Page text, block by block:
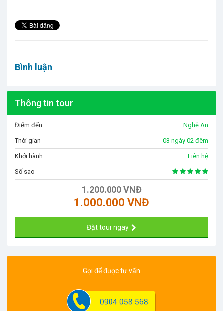
Bình luận
Thông tin tour
Điểm đến Nghệ An
Thời gian 03 ngày 02 đêm
Khởi hành Liên hệ
Số sao
1.200.000 VNĐ
1.000.000 VNĐ
Đặt tour ngay
Gọi để được tư vấn